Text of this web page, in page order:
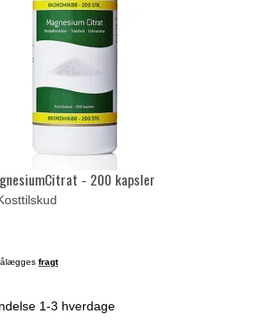
- 200 kapsler
fragt
1-3 hverdage